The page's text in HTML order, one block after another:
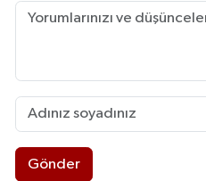
Gönder